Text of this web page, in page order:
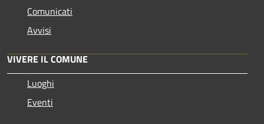
Comunicati
Avvisi
VIVERE IL COMUNE
Luoghi
Eventi